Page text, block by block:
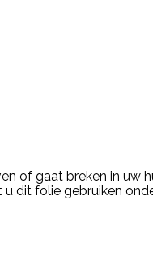
of gaat breken in
dit folie gebruiken